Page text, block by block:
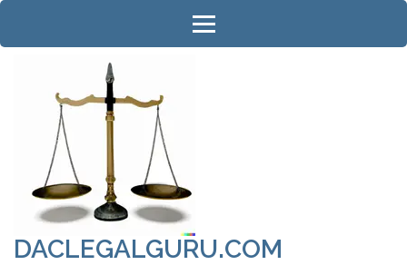
Ga
inhoud
DACLEGALGURU.COM